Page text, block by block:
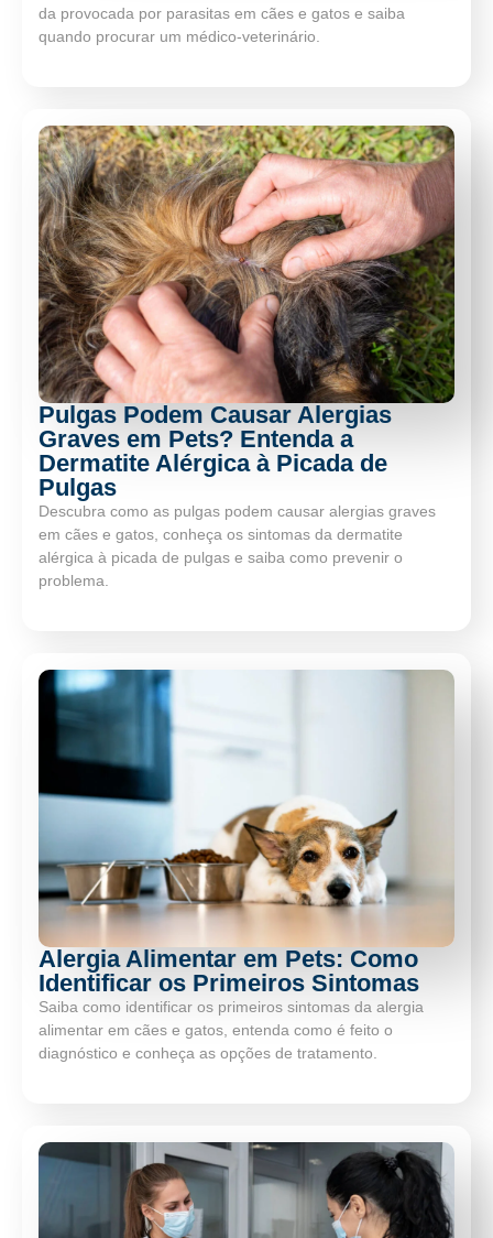
da provocada por parasitas em cães e gatos e saiba
quando procurar um médico-veterinário.
Pulgas Podem Causar Alergias
Graves em Pets? Entenda a
Dermatite Alérgica à Picada de
Pulgas
Descubra como as pulgas podem causar alergias graves
em cães e gatos, conheça os sintomas da dermatite
alérgica à picada de pulgas e saiba como prevenir o
problema.
Alergia Alimentar em Pets: Como
Identificar os Primeiros Sintomas
Saiba como identificar os primeiros sintomas da alergia
alimentar em cães e gatos, entenda como é feito o
diagnóstico e conheça as opções de tratamento.